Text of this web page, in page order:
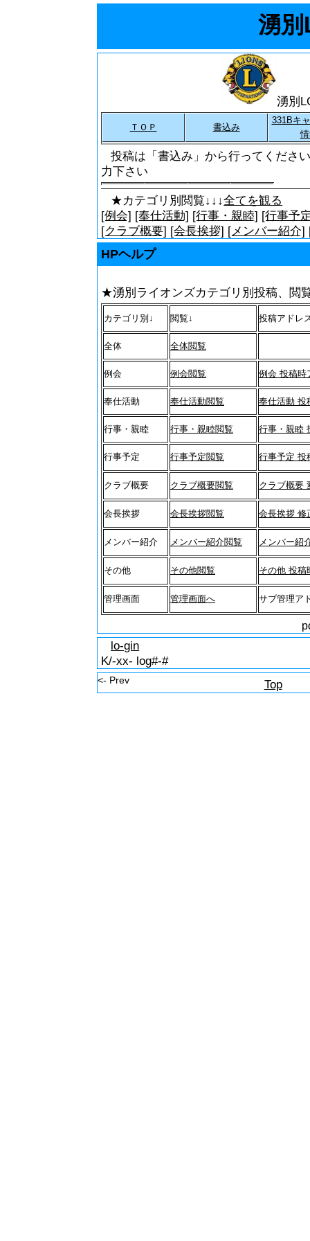
湧
湧別
ＴＯＰ 書込み
331Bキ
投稿は「書込み」から行ってくださ
力下さい
★カテゴリ別閲覧↓↓↓全てを観る
[例会] [奉仕活動] [行事・親睦] [行事予
[クラブ概要] [会長挨拶] [メンバー紹介]
HPヘルプ
★湧別ライオンズカテゴリ別投稿、閲
カテゴリ別↓ 閲覧↓ 投稿アドレ
全体 全体閲覧
例会 例会閲覧 例会 投稿時
奉仕活動 奉仕活動閲覧 奉仕活動 投
行事・親睦 行事・親睦閲覧 行事・親睦
行事予定 行事予定閲覧 行事予定 投
クラブ概要 クラブ概要閲覧 クラブ概要
会長挨拶 会長挨拶閲覧 会長挨拶 修
メンバー紹介 メンバー紹介閲覧 メンバー紹
その他 その他閲覧 その他 投稿
管理画面 管理画面へ サブ管理ア
lo-gin
K/-xx- log#-#
<- Prev Top